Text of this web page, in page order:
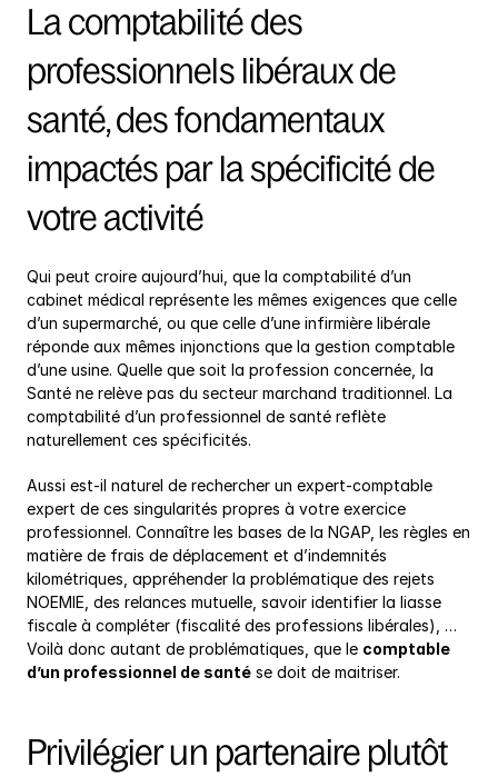
La comptabilité des
professionnels libéraux de
santé, des fondamentaux
impactés par la spécificité de
votre activité
Qui peut croire aujourd’hui, que la comptabilité d’un
cabinet médical représente les mêmes exigences que celle
d’un supermarché, ou que celle d’une infirmière libérale
réponde aux mêmes injonctions que la gestion comptable
d’une usine. Quelle que soit la profession concernée, la
Santé ne relève pas du secteur marchand traditionnel. La
comptabilité d’un professionnel de santé reflète
naturellement ces spécificités.
Aussi est-il naturel de rechercher un expert-comptable
expert de ces singularités propres à votre exercice
professionnel. Connaître les bases de la NGAP, les règles en
matière de frais de déplacement et d’indemnités
kilométriques, appréhender la problématique des rejets
NOEMIE, des relances mutuelle, savoir identifier la liasse
fiscale à compléter (fiscalité des professions libérales), …
Voilà donc autant de problématiques, que le comptable
d’un professionnel de santé se doit de maitriser.
Privilégier un partenaire plutôt